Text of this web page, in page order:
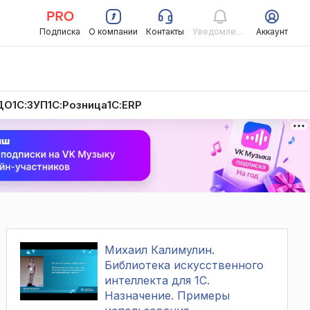
Подписка О компании Контакты Уведомления Аккаунт
1С:ЗУП1С:Розница1С:ERP
Михаил Калимулин.
Библиотека искусственного
интеллекта для 1С.
Назначение. Примеры